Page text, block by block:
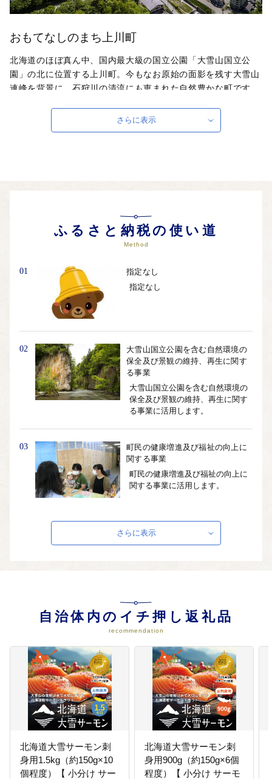
おもてなしのまち上川町
北海道のほぼ真ん中、国内最大級の国立公園「大雪山国立公
園」の北に位置する上川町。今もなお原始の面影を残す大雪山
連峰を背景に、石狩川の清流にも恵まれた自然豊かな町です。
ィビティが充実し、峡谷の景観が美しい「層雲峡温泉」や大雪
山を望む庭園「大雪森のガーデン」は、海外からも多くの観光
個人情報の保護は遷移先サイトの方針に従います。
さらに表示
ふるさと納税の使い道
Method
01
指定なし
指定なし
02
大雪山国立公園を含む自然環境の
保全及び景観の維持、再生に関す
る事業
大雪山国立公園を含む自然環境の
保全及び景観の維持、再生に関す
る事業に活用します。
03
町民の健康増進及び福祉の向上に
関する事業
町民の健康増進及び福祉の向上に
関する事業に活用します。
安全・安心の施策に関する事業
安全・安心の施策に関する事業に
産業の振興及び魅力ある観光振興
に関する事業
に関する事業に活用します。
省資源・省エネルギー化の推進に
関する事業
省資源・省エネルギー化の推進に
関する事業に活用します。
さらに表示
自治体内のイチ押し返礼品
recommendation
北海道大雪サーモン刺
身用1.5kg（約150g×10
個程度）【 小分け サー
北海道大雪サーモン刺
身用900g（約150g×6個
程度）【 小分け サーモ